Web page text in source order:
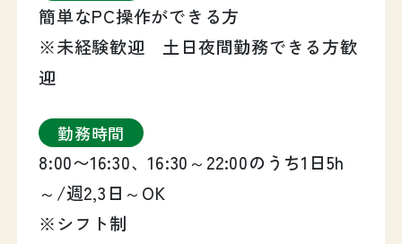
簡単なPC操作ができる方
※未経験歓迎 土日夜間勤務できる方歓
迎
勤務時間
8:00〜16:30、16:30～22:00のうち1日5h
～/週2,3日～OK
※シフト制